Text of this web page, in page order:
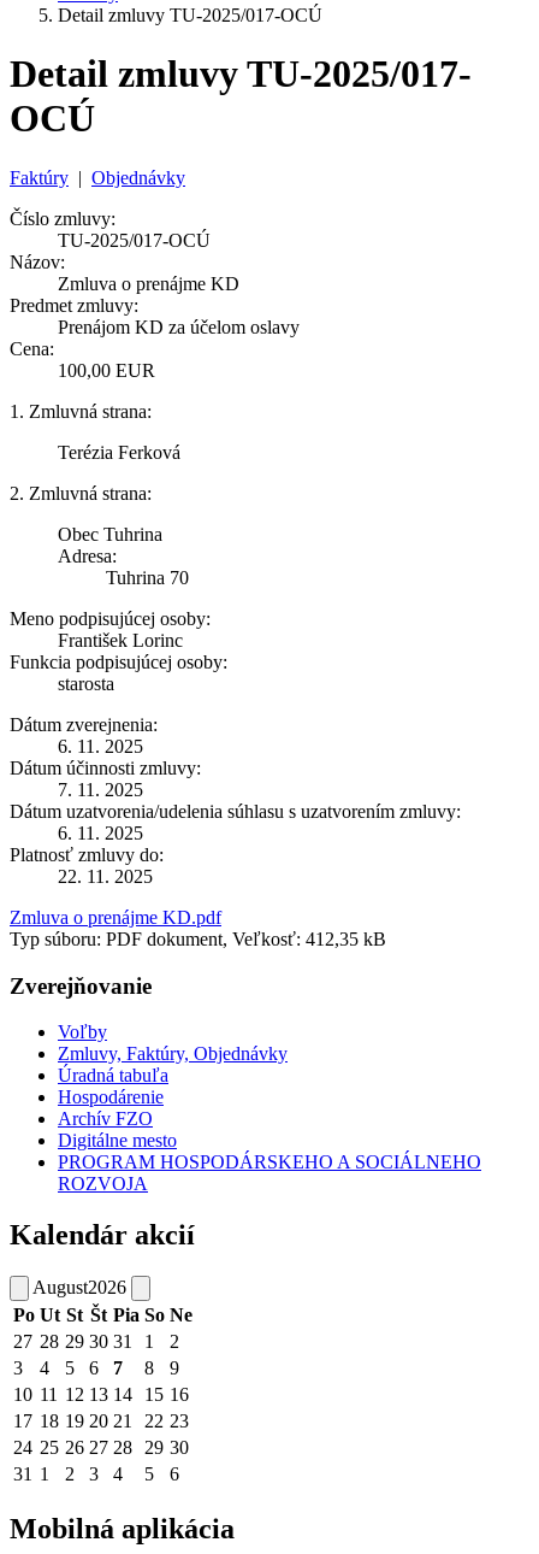
Detail zmluvy TU-2025/017-OCÚ
Detail zmluvy TU-2025/017-
OCÚ
Faktúry | Objednávky
Číslo zmluvy:
TU-2025/017-OCÚ
Názov:
Zmluva o prenájme KD
Predmet zmluvy:
Prenájom KD za účelom oslavy
Cena:
100,00 EUR
1. Zmluvná strana:
Terézia Ferková
2. Zmluvná strana:
Obec Tuhrina
Adresa:
Tuhrina 70
Meno podpisujúcej osoby:
František Lorinc
Funkcia podpisujúcej osoby:
starosta
Dátum zverejnenia:
6. 11. 2025
Dátum účinnosti zmluvy:
7. 11. 2025
Dátum uzatvorenia/udelenia súhlasu s uzatvorením zmluvy:
6. 11. 2025
Platnosť zmluvy do:
22. 11. 2025
Zmluva o prenájme KD.pdf
Typ súboru: PDF dokument, Veľkosť: 412,35 kB
Zverejňovanie
Voľby
Zmluvy, Faktúry, Objednávky
Úradná tabuľa
Hospodárenie
Archív FZO
Digitálne mesto
PROGRAM HOSPODÁRSKEHO A SOCIÁLNEHO
ROZVOJA
Kalendár akcií
August2026
Po Ut St Št Pia So Ne
27 28 29 30 31 1
2
3
4 5 6 7 8
9
10 11 12 13 14 15 16
17 18 19 20 21 22 23
24 25 26 27 28 29 30
31 1 2 3 4 5 6
Mobilná aplikácia